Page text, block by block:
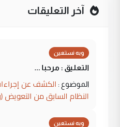
آخر التعليقات
وبه نستعين
التعليق : مرحبا ...
الموضوع : الكشف عن
النظام السابق من التعويض
وبه نستعين